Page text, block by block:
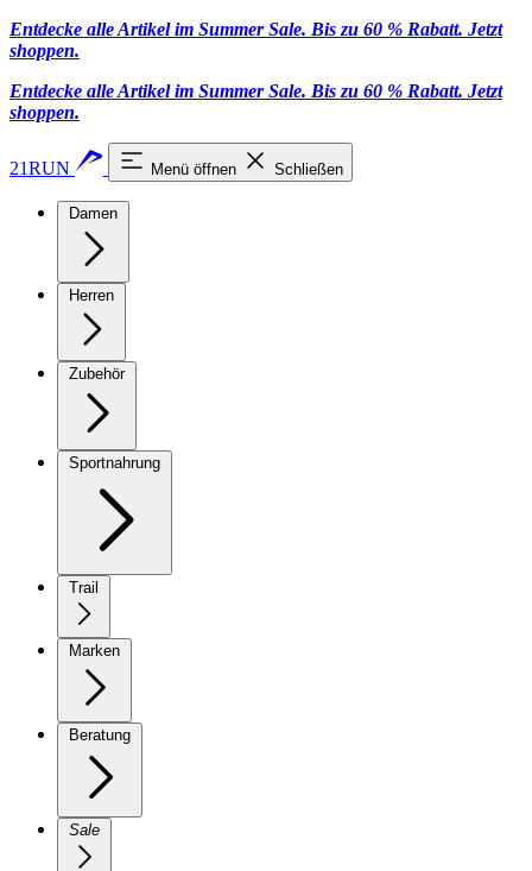
Entdecke alle Artikel im Summer Sale. Bis zu 60 % Rabatt. Jetzt
shoppen.
Entdecke alle Artikel im Summer Sale. Bis zu 60 % Rabatt. Jetzt
shoppen.
21RUN Menü öffnen Schließen
Damen
Herren
Zubehör
Sportnahrung
Trail
Marken
Beratung
Sale